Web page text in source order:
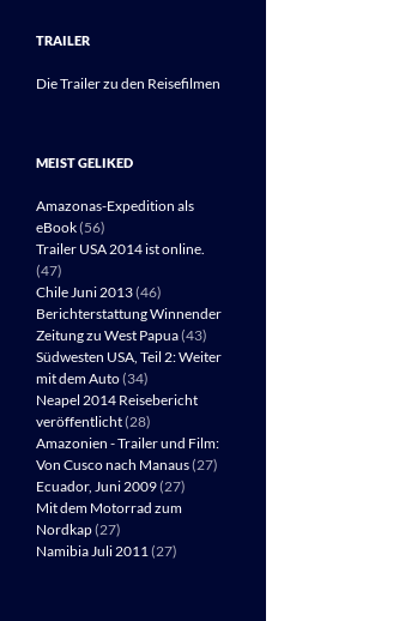
TRAILER
Die Trailer zu den Reisefilmen
MEIST GELIKED
Amazonas-Expedition als
eBook(56)
Trailer USA 2014 ist online.
(47)
Chile Juni 2013(46)
Berichterstattung Winnender
Zeitung zu West Papua(43)
Südwesten USA, Teil 2: Weiter
mit dem Auto(34)
Neapel 2014 Reisebericht
veröffentlicht(28)
Amazonien - Trailer und Film:
Von Cusco nach Manaus(27)
Ecuador, Juni 2009(27)
Mit dem Motorrad zum
Nordkap(27)
Namibia Juli 2011(27)